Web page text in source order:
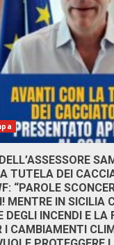
TUTELA DEI
“PAROLE
MENTRE IN SICILIA
DEGLI INCENDI E LA
I CAMBIAMENTI